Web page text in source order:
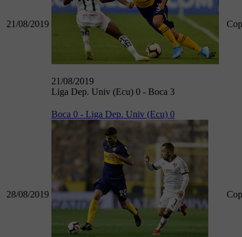
21/08/2019
21/08/2019
Liga Dep. Univ (Ecu) 0 - Boca 3
28/08/2019
Boca 0 - Liga Dep. Univ (Ecu) 0